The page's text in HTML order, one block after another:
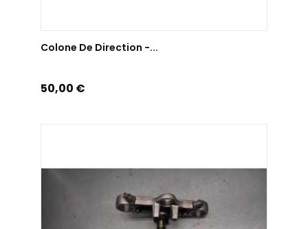
Colone De Direction -...
Prix
50,00 €